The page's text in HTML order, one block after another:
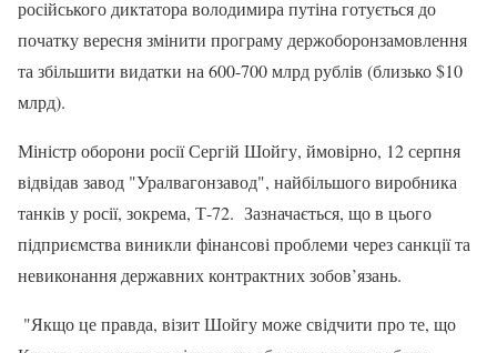
російського диктатора володимира путіна готується до
початку вересня змінити програму держоборонзамовлення
та збільшити видатки на 600-700 млрд рублів (близько $10
млрд).
Міністр оборони росії Сергій Шойгу, ймовірно, 12 серпня
відвідав завод "Уралвагонзавод", найбільшого виробника
танків у росії, зокрема, Т-72. Зазначається, що в цього
підприємства виникли фінансові проблеми через санкції та
невиконання державних контрактних зобов’язань.
"Якщо це правда, візит Шойгу може свідчити про те, що